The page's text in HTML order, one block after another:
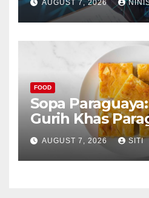
AUGUST 7, 2026
FOOD
Sopa
Gurih Khas
Unik
AUGUST 7, 2026 SITI